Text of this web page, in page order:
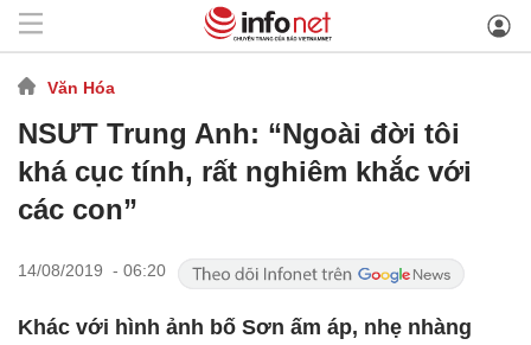
Văn Hóa
NSƯT Trung Anh: “Ngoài đời tôi
khá cục tính, rất nghiêm khắc với
các con”
14/08/2019 - 06:20
Khác với hình ảnh bố Sơn ấm áp, nhẹ nhàng